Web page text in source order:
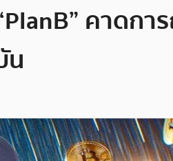
คาดก
น